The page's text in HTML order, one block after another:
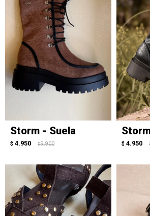
Storm - Suela
$ 4.950 $ 9.900 $ 4.950